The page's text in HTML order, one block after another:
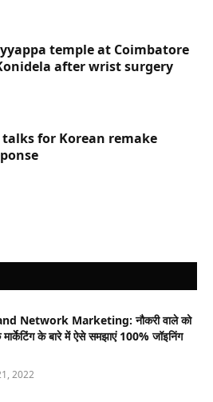
temple at Coimbatore
after wrist surgery
for Korean remake
Network Marketing: नौकरी वाले को
मार्केटिंग के बारे में ऐसे समझाएं 100% जॉइनिंग
2022